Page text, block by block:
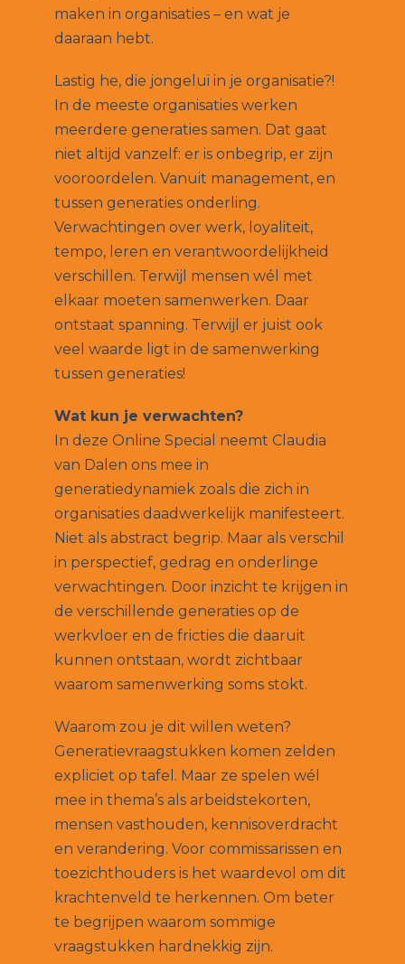
maken in organisaties – en wat je
daaraan hebt.
Lastig he, die jongelui in je organisatie?!
In de meeste organisaties werken
meerdere generaties samen. Dat gaat
niet altijd vanzelf: er is onbegrip, er zijn
vooroordelen. Vanuit management, en
tussen generaties onderling.
Verwachtingen over werk, loyaliteit,
tempo, leren en verantwoordelijkheid
verschillen. Terwijl mensen wél met
elkaar moeten samenwerken. Daar
ontstaat spanning. Terwijl er juist ook
veel waarde ligt in de samenwerking
tussen generaties!
Wat kun je verwachten?
In deze Online Special neemt Claudia
van Dalen ons mee in
generatiedynamiek zoals die zich in
organisaties daadwerkelijk manifesteert.
Niet als abstract begrip. Maar als verschil
in perspectief, gedrag en onderlinge
verwachtingen. Door inzicht te krijgen in
de verschillende generaties op de
werkvloer en de fricties die daaruit
kunnen ontstaan, wordt zichtbaar
waarom samenwerking soms stokt.
Waarom zou je dit willen weten?
Generatievraagstukken komen zelden
expliciet op tafel. Maar ze spelen wél
mee in thema’s als arbeidstekorten,
mensen vasthouden, kennisoverdracht
en verandering. Voor commissarissen en
toezichthouders is het waardevol om dit
krachtenveld te herkennen. Om beter
te begrijpen waarom sommige
vraagstukken hardnekkig zijn.